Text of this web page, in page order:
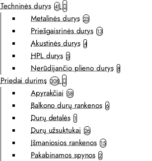
Techninės durys 41
Metalinės durys 23
Priešgaisrinės durys 13
Akustinės durys 4
HPL durys 5
Nerūdijančio plieno durys 8
Priedai durims 308
Apyrakčiai 58
Balkono durų rankenos 6
Durų detalės 1
Durų užsuktukai 26
Išmaniosios rankenos 15
Pakabinamos spynos 2